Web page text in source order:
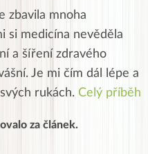
zbavila mnoha
si medicína nevěděla
a šíření zdravého
Je mi čím dál lépe a
rukách. Celý příběh
za článek.